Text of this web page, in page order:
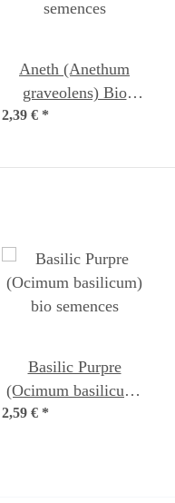
Aneth (Anethum
graveolens) Bio
semences
2,39 € *
Basilic Purpre
(Ocimum basilicum)
bio semences
2,59 € *